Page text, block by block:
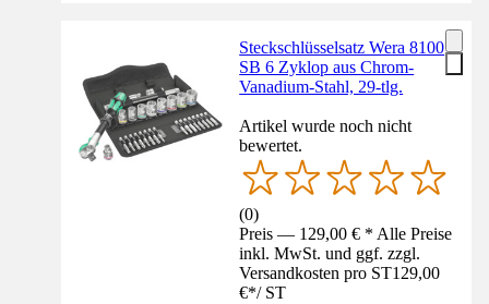
Steckschlüsselsatz Wera 8100
SB 6 Zyklop aus Chrom-
Vanadium-Stahl, 29-tlg.
Artikel wurde noch nicht
bewertet.
(0)
Preis — 129,00 € * Alle Preise
inkl. MwSt. und ggf. zzgl.
Versandkosten pro ST129,00
€*/ ST